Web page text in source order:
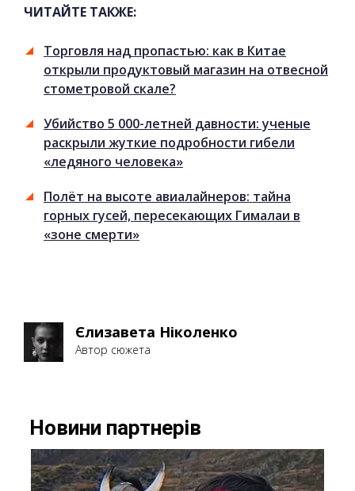
ЧИТАЙТЕ ТАКЖЕ:
Торговля над пропастью: как в Китае
открыли продуктовый магазин на отвесной
стометровой скале?
Убийство 5 000-летней давности: ученые
раскрыли жуткие подробности гибели
«ледяного человека»
Полёт на высоте авиалайнеров: тайна
горных гусей, пересекающих Гималаи в
«зоне смерти»
Єлизавета Ніколенко
Автор сюжета